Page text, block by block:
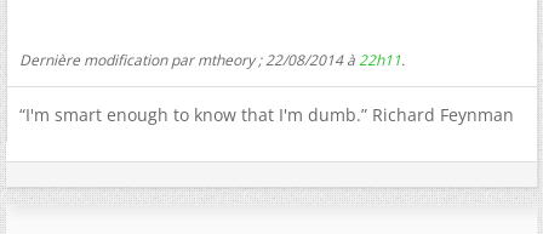
Dernière modification par mtheory ; 22/08/2014 à22h11.
“I'm smart enough to know that I'm dumb.” Richard Feynman